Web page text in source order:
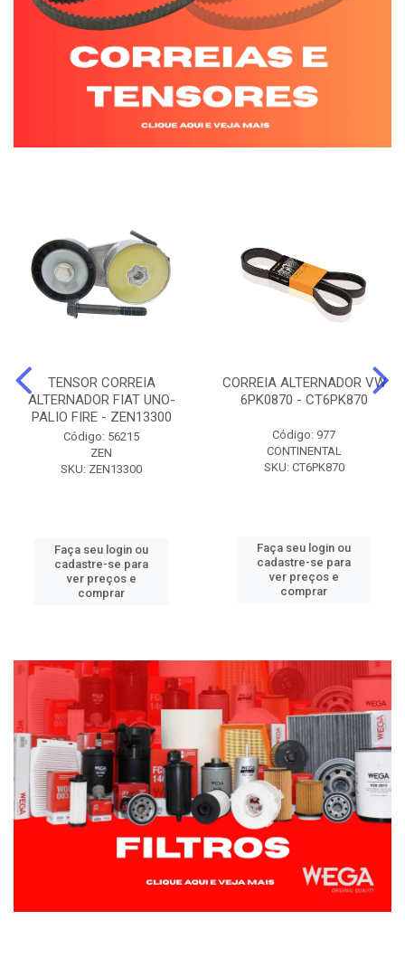
TENSOR CORREIA
ALTERNADOR FIAT UNO-
PALIO FIRE - ZEN13300
Código: 56215
ZEN
SKU: ZEN13300
Faça seu login ou
cadastre-se para
ver preços e
comprar
CORREIA ALTERNADOR VW
6PK0870 - CT6PK870
Código: 977
CONTINENTAL
SKU: CT6PK870
Faça seu login ou
cadastre-se para
ver preços e
comprar